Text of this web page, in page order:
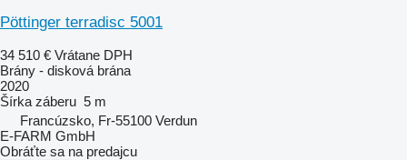
Pöttinger terradisc 5001
34 510 € Vrátane DPH
Brány - disková brána
2020
Šírka záberu 5 m
Francúzsko, Fr-55100 Verdun
E-FARM GmbH
Obráťte sa na predajcu